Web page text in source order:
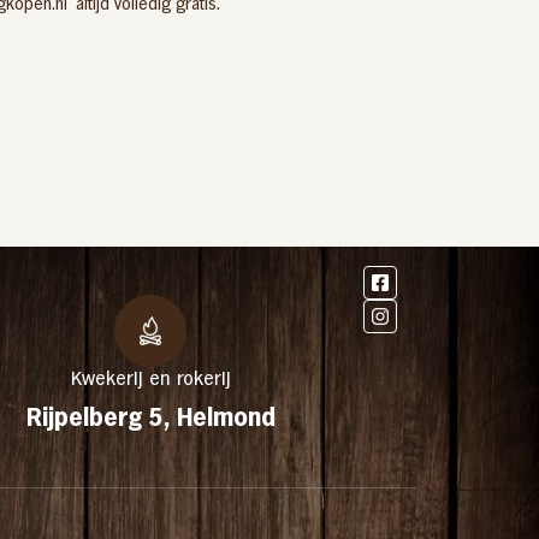
Rijpelberg 5, Helmond
Kwekerij en rokerij